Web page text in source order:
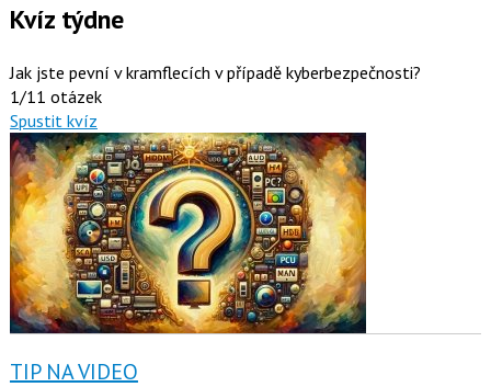
Kvíz týdne
Jak jste pevní v kramflecích v případě kyberbezpečnosti?
1/11 otázek
Spustit kvíz
TIP NA VIDEO